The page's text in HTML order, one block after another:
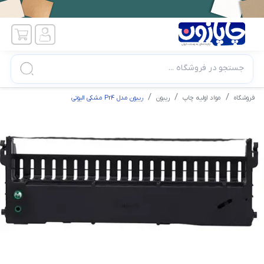
جستجو در فروشگاه ...
فروشگاه مواد اولیه چاپ ریبون ریبون مدل Pr4 مشکی الیوتی